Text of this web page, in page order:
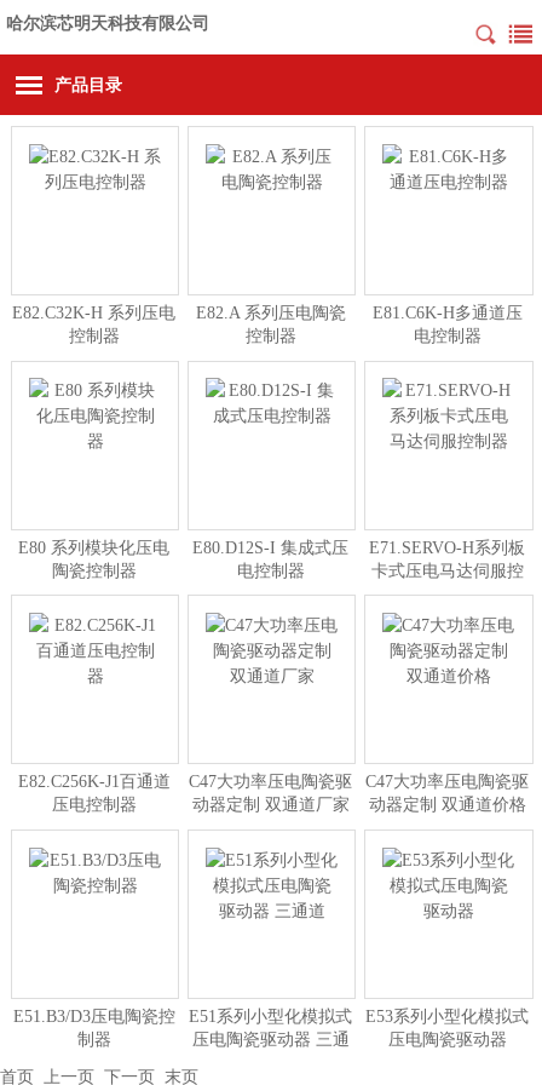
哈尔滨芯明天科技有限公司
产品目录
E82.C32K-H 系列压电
控制器
E82.A 系列压电陶瓷
控制器
E81.C6K-H多通道压
电控制器
E80 系列模块化压电
陶瓷控制器
E80.D12S-I 集成式压
电控制器
E71.SERVO-H系列板
卡式压电马达伺服控
制器
E82.C256K-J1百通道
压电控制器
C47大功率压电陶瓷驱
动器定制 双通道厂家
C47大功率压电陶瓷驱
动器定制 双通道价格
E51.B3/D3压电陶瓷控
制器
E51系列小型化模拟式
压电陶瓷驱动器 三通
E53系列小型化模拟式
压电陶瓷驱动器
首页 上一页 下一页 末页